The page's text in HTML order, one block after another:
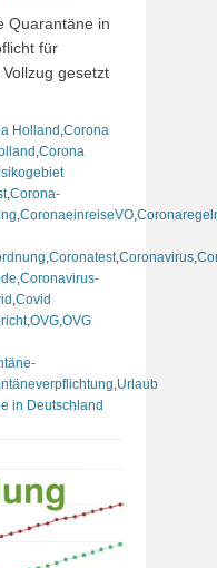
Quarantäne in
für
gesetzt
Holland Corona
Corona
,Corona-
CoronaeinreiseVO
Coronatest,Coronavirus
Coronavirus-
Covid
,OVG OVG
Urlaub
in Deutschland